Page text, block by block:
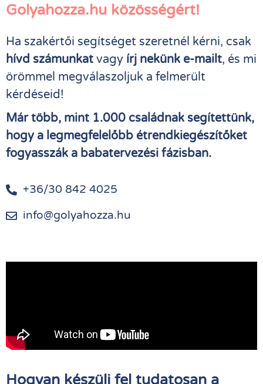
Golyahozza.hu közösségért!
Ha szakértői segítséget szeretnél kérni, csak
hívd számunkat vagy írj nekünk e-mailt, és mi
örömmel megválaszoljuk a felmerült
kérdéseid!
Már több, mint 1.000 családnak segítettünk,
hogy a legmegfelelőbb étrendkiegészítőket
fogyasszák a babatervezési fázisban.
+36/30 842 4025
info@golyahozza.hu
Hogyan készülj fel tudatosan a